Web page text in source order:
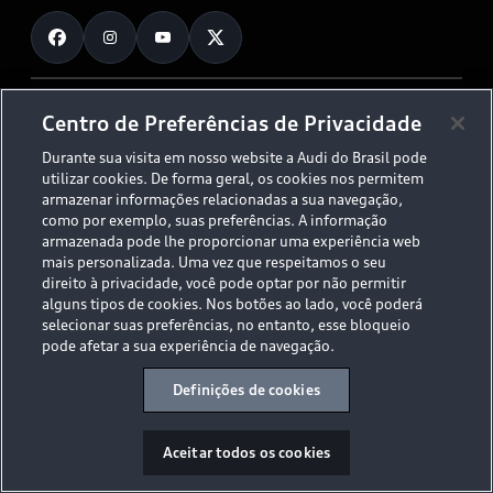
Planejamento de recarga
O Legado do S
Audi Driving Experience
ESG
Tecnologias Audi
Audi Collection
Fale Conosco
Trabalhe Conosco
© 2026 AUDI AG. All Rights Reserved.
Políticas de Privacidade
Código de Conduta
Aviso Legal
Proteção de Dados - LGPD
Sala de Imprensa
Desacelere. Seu bem maior é a vida.
Centro de Preferências de Privacidade
Durante sua visita em nosso website a Audi do Brasil pode
utilizar cookies. De forma geral, os cookies nos permitem
armazenar informações relacionadas a sua navegação,
como por exemplo, suas preferências. A informação
armazenada pode lhe proporcionar uma experiência web
mais personalizada. Uma vez que respeitamos o seu
direito à privacidade, você pode optar por não permitir
alguns tipos de cookies. Nos botões ao lado, você poderá
selecionar suas preferências, no entanto, esse bloqueio
pode afetar a sua experiência de navegação.
Definições de cookies
Aceitar todos os cookies